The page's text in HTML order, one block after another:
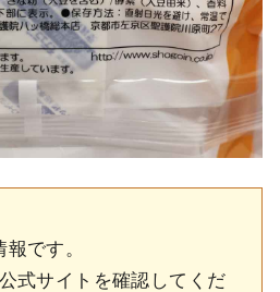
です。
式サイトを確認してくだ